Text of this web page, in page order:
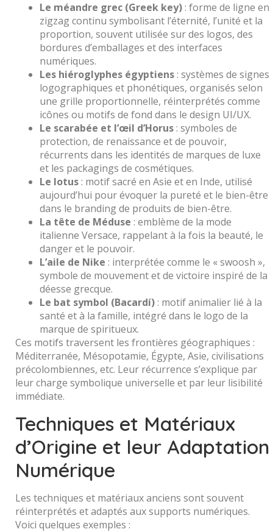
Le méandre grec (Greek key): forme de ligne en
zigzag continu symbolisant l’éternité, l’unité et la
proportion, souvent utilisée sur des logos, des
bordures d’emballages et des interfaces
numériques.
Les hiéroglyphes égyptiens: systèmes de signes
logographiques et phonétiques, organisés selon
une grille proportionnelle, réinterprétés comme
icônes ou motifs de fond dans le design UI/UX.
Le scarabée et l’œil d’Horus: symboles de
protection, de renaissance et de pouvoir,
récurrents dans les identités de marques de luxe
et les packagings de cosmétiques.
Le lotus: motif sacré en Asie et en Inde, utilisé
aujourd’hui pour évoquer la pureté et le bien-être
dans le branding de produits de bien-être.
La tête de Méduse : emblème de la mode
italienne Versace, rappelant à la fois la beauté, le
danger et le pouvoir.
L’aile de Nike : interprétée comme le « swoosh »,
symbole de mouvement et de victoire inspiré de la
déesse grecque.
Le bat symbol (Bacardí): motif animalier lié à la
santé et à la famille, intégré dans le logo de la
marque de spiritueux.
Ces motifs traversent les frontières géographiques :
Méditerranée, Mésopotamie, Égypte, Asie, civilisations
précolombiennes, etc. Leur récurrence s’explique par
leur charge symbolique universelle et par leur lisibilité
immédiate.
Techniques et Matériaux
d’Origine et leur Adaptation
Numérique
Les techniques et matériaux anciens sont souvent
réinterprétés et adaptés aux supports numériques.
Voici quelques exemples :